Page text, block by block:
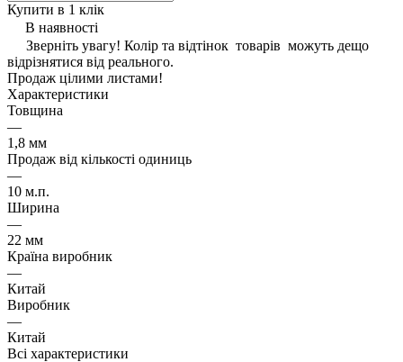
Купити в 1 клік
В наявності
Зверніть увагу! Колір та відтінок товарів можуть дещо
відрізнятися від реального.
Продаж цілими листами!
Характеристики
Товщина
—
1,8 мм
Продаж від кількості одиниць
—
10 м.п.
Ширина
—
22 мм
Країна виробник
—
Китай
Виробник
—
Китай
Всі характеристики